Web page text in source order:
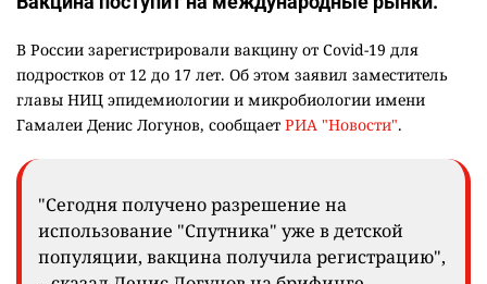
В России зарегистрировали вакцину от Covid-19 для
подростков от 12 до 17 лет. Об этом заявил заместитель
главы НИЦ эпидемиологии и микробиологии имени
Гамалеи Денис Логунов, сообщает РИА "Новости".
"Сегодня получено разрешение на
использование "Спутника" уже в детской
популяции, вакцина получила регистрацию",